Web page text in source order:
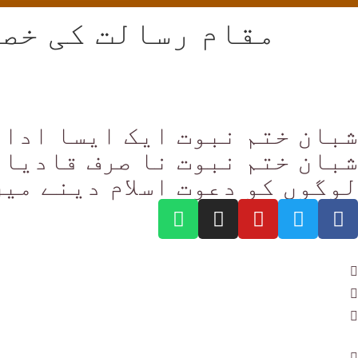
مقام رسالت کی
شبان ختم نبوت ایک ایسا
شبان ختم نبوت نا صرف
لوگوں کو دعوت اسلام دینے